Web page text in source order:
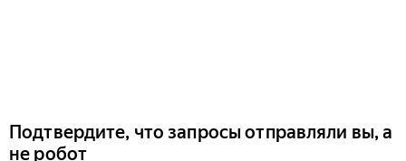
Подтвердите, что запросы отправляли вы, а
не робот